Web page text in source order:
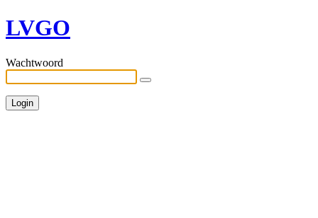
LVGO
Wachtwoord